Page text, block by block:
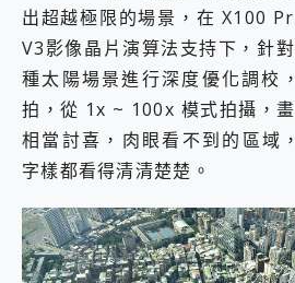
出超越極限的場景，在 X100
V3影像晶片演算法支持下，針
種太陽場景進行深度優化調校
拍，從 1x ~ 100x 模式拍攝，
相當討喜，肉眼看不到的區域
字樣都看得清清楚楚。